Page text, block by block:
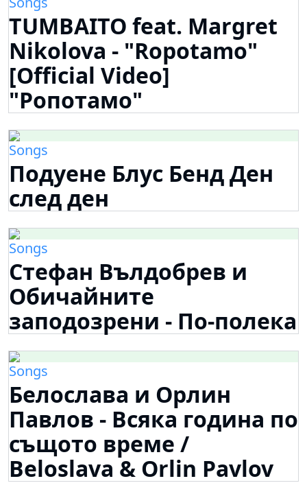
TUMBAITO feat. Margret
Nikolova - "Ropotamo"
[Official Video]
"Ропотамо"
Songs
Подуене Блус Бенд Ден
след ден
Songs
Стефан Вълдобрев и
Обичайните
заподозрени - По-полека
Songs
Белослава и Орлин
Павлов - Всяка година по
същото време /
Beloslava & Orlin Pavlov